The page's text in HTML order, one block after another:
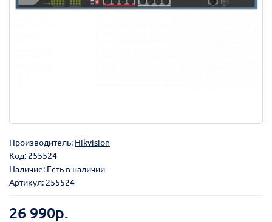
Производитель: Hikvision
Код: 255524
Наличие: Есть в наличии
Артикул: 255524
26 990р.